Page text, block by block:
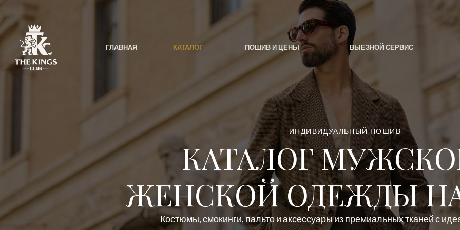
ГЛАВНАЯ КАТАЛОГ ПОШИВ И ЦЕНЫ ВЫЕЗНОЙ СЕРВИС
ИНДИВИДУАЛЬНЫЙ ПОШИВ
КАТАЛОГ
ЖЕНСКОЙ ОДЕЖДЫ
Костюмы, смокинги, пальто и аксессуары из премиальных тканей с